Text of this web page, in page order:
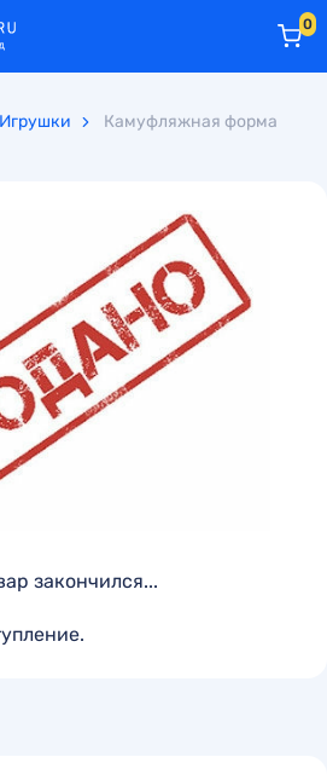
0
Игрушки Камуфляжная форма
закончился...